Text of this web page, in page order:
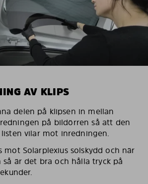
AV KLIPS
delen på klipsen in mellan
på bildörren så att den
vilar mot inredningen.
mot Solarplexius solskydd och när
är det bra och hålla tryck på